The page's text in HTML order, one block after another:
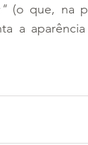
(o que, na
a